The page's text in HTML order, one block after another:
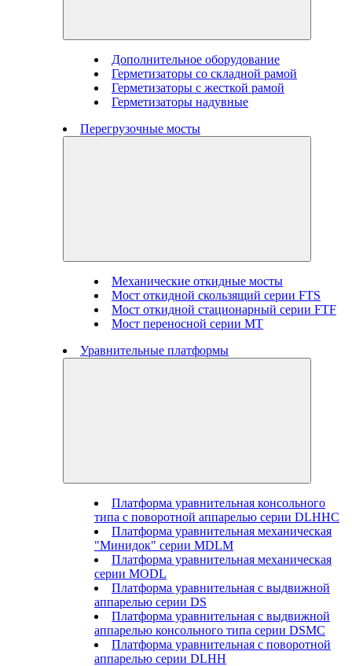
Дополнительное оборудование
Герметизаторы со складной рамой
Герметизаторы с жесткой рамой
Герметизаторы надувные
Перегрузочные мосты
Механические откидные мосты
Мост откидной скользящий серии FTS
Мост откидной стационарный серии FTF
Мост переносной серии MT
Уравнительные платформы
Платформа уравнительная консольного
типа с поворотной аппарелью серии DLHHC
Платформа уравнительная механическая
"Минидок" серии MDLM
Платформа уравнительная механическая
серии MODL
Платформа уравнительная с выдвижной
аппарелью серии DS
Платформа уравнительная с выдвижной
аппарелью консольного типа серии DSMC
Платформа уравнительная с поворотной
аппарелью серии DLHH